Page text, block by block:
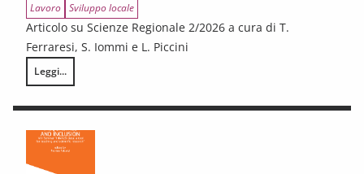
Lavoro Sviluppo locale
Articolo su Scienze Regionale 2/2026 a cura di T.
Ferraresi, S. Iommi e L. Piccini
Leggi...
Sub-Regional Socio-Economic Relations Analysis for New